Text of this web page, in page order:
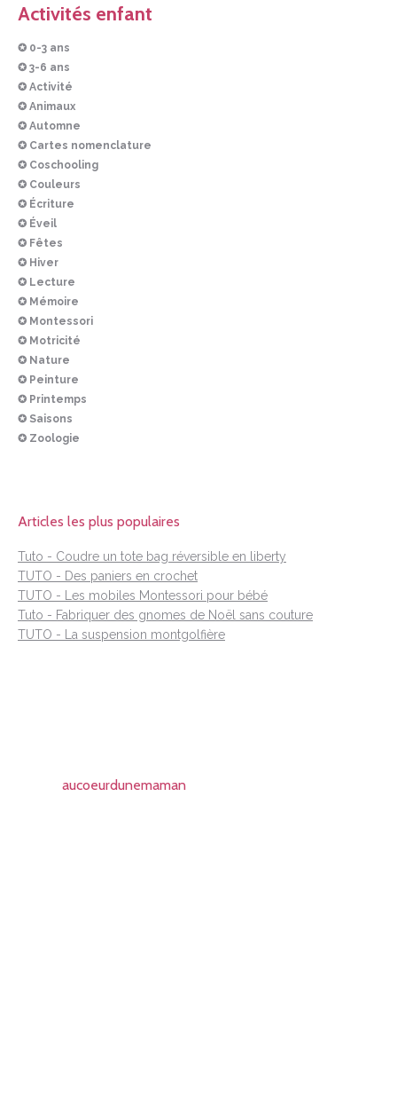
Activités enfant
✪ 0-3 ans
✪ 3-6 ans
✪ Activité
✪ Animaux
✪ Automne
✪ Cartes nomenclature
✪ Coschooling
✪ Couleurs
✪ Écriture
✪ Éveil
✪ Fêtes
✪ Hiver
✪ Lecture
✪ Mémoire
✪ Montessori
✪ Motricité
✪ Nature
✪ Peinture
✪ Printemps
✪ Saisons
✪ Zoologie
Articles les plus populaires
Tuto - Coudre un tote bag réversible en liberty
TUTO - Des paniers en crochet
TUTO - Les mobiles Montessori pour bébé
Tuto - Fabriquer des gnomes de Noël sans couture
TUTO - La suspension montgolfière
aucoeurdunemaman